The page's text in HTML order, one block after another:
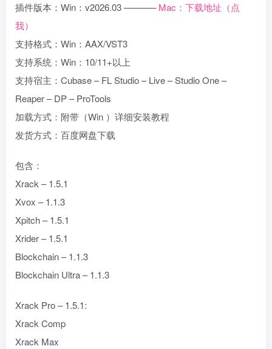
插件版本：Win：v2026.03 ———–Mac：下载地址（点
我）
支持格式：Win：AAX/VST3
支持系统：Win：10/11+以上
支持宿主：Cubase – FL Studio – Live – Studio One –
Reaper – DP – ProTools
加载方式：附带（Win ）详细安装教程
发货方式：百度网盘下载
包含：
Xrack – 1.5.1
Xvox – 1.1.3
Xpitch – 1.5.1
Xrider – 1.5.1
Blockchain – 1.1.3
Blockchain Ultra – 1.1.3
Xrack Pro – 1.5.1:
Xrack Comp
Xrack Max